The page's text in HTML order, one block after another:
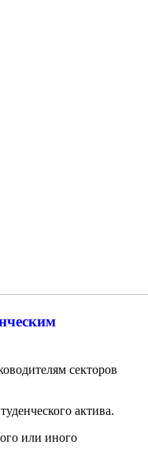
секторов
актива.
или иного